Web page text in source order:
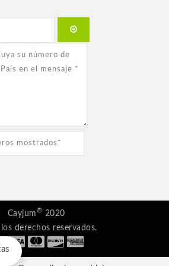
Cayjum ® 2020
los derechos reservados.